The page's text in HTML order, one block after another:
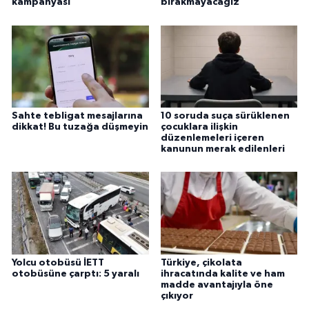
kampanyası bırakmayacağız
Sahte tebligat mesajlarına
dikkat! Bu tuzağa düşmeyin
10 soruda suça sürüklenen
çocuklara ilişkin
düzenlemeleri içeren
kanunun merak edilenleri
Yolcu otobüsü İETT
otobüsüne çarptı: 5 yaralı
Türkiye, çikolata
ihracatında kalite ve ham
madde avantajıyla öne
çıkıyor